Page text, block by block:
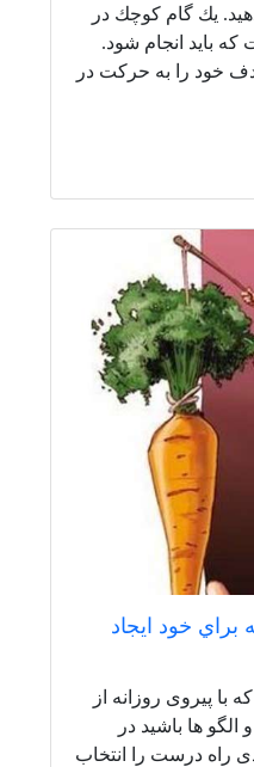
يك گام كوچك در
بايد انجام شود.
هدف خود را به حركت در
براي خود ايجاد
با پیروی روزانه از
الگو ها باشید در
راه درست را انتخاب